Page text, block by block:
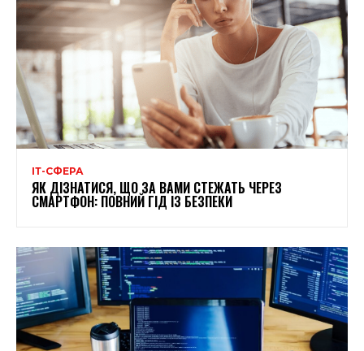
ІТ-СФЕРА
ЯК ДІЗНАТИСЯ, ЩО ЗА ВАМИ СТЕЖАТЬ ЧЕРЕЗ
СМАРТФОН: ПОВНИЙ ГІД ІЗ БЕЗПЕКИ